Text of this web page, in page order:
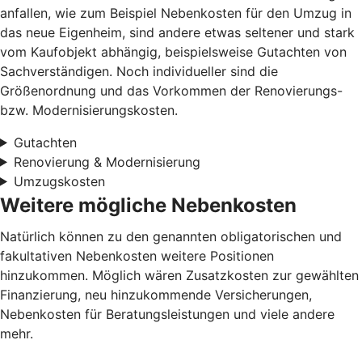
anfallen, wie zum Beispiel Nebenkosten für den Umzug in
das neue Eigenheim, sind andere etwas seltener und stark
vom Kaufobjekt abhängig, beispielsweise Gutachten von
Sachverständigen. Noch individueller sind die
Größenordnung und das Vorkommen der Renovierungs-
bzw. Modernisierungskosten.
Gutachten
Renovierung & Modernisierung
Umzugskosten
Weitere mögliche Nebenkosten
Natürlich können zu den genannten obligatorischen und
fakultativen Nebenkosten weitere Positionen
hinzukommen. Möglich wären Zusatzkosten zur gewählten
Finanzierung, neu hinzukommende Versicherungen,
Nebenkosten für Beratungsleistungen und viele andere
mehr.